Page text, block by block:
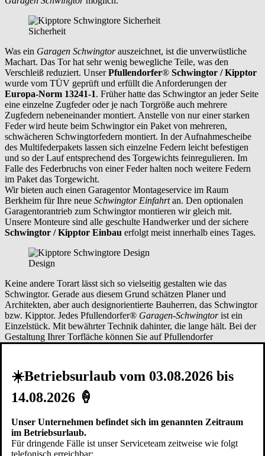
Sicherheit
Was ein Garagen Schwingtorauszeichnet, ist die unverwüstliche
Machart. Das Tor hat sehr wenig bewegliche Teile, was den
Verschleiß reduziert. UnserPfullendorfer® Schwingtor / Kipptor
wurde vom TÜV geprüft und erfüllt die Anforderungen der
Europa-Norm 13241-1. Früher hatte das Schwingtor an jeder Seite
eine einzelne Zugfeder oder je nach Torgröße auch mehrere
Zugfedern nebeneinander montiert. Anstelle von nur einer starken
Feder wird heute beim Schwingtor ein Paket von mehreren,
schwächeren Schwingtorfedern montiert. In der Aufnahmescheibe
des Multifederpakets lassen sich einzelne Federn leicht befestigen
und so der Lauf entsprechend des Torgewichts feinregulieren. Im
Falle des Federbruchs von einer Feder halten noch weitere Federn
im Paket das Torgewicht.
Wir bieten auch einen Garagentor Montageservice im Raum
Berkheim für Ihre neue Schwingtor Einfahrtan. Den optionalen
Garagentorantrieb zum Schwingtor montieren wir gleich mit.
Unsere Monteure sind alle geschulte Handwerker und der sichere
Schwingtor / Kipptor Einbau erfolgt meist innerhalb eines Tages.
Design
Keine andere Torart lässt sich so vielseitig gestalten wie das
Schwingtor. Gerade aus diesem Grund schätzen Planer und
Architekten, aber auch designorientierte Bauherren, das Schwingtor
bzw. Kipptor. Jedes Pfullendorfer® Garagen-Schwingtorist ein
Einzelstück. Mit bewährter Technik dahinter, die lange hält. Bei der
Gestaltung Ihrer Torfläche können Sie auf Pfullendorfer
Designvorschläge zurückgreifen oder Sie gestalten die Torfläche
Eine besondere Variante ist das
Schwingtor flächenbündig
Schwingtor bauseitige Füllung. Bei den flächenbündigen
Garagentoren bilden das Tor und die Fassade eine Ebene. Ein
fassadenbündiges Schwingtor ist in geschlossenem Zustand als
liefern und montieren wir eine Schwingtor Unterkonstruktion. Der
Kunde oder sein Handwerker können dann auf der Baustelle
Berkheimdie Torfüllung montieren. So kann sichergestellt werden,
dass z.B. die gleichen Fassadenplatten oder Profilschalungen auf der
☀️Betriebsurlaub vom 03.08.2026 bis
14.08.2026 🍦
Unser Unternehmen befindet sich im genannten Zeitraum
im Betriebsurlaub.
Für dringende Fälle ist unser Serviceteam zeitweise wie folgt